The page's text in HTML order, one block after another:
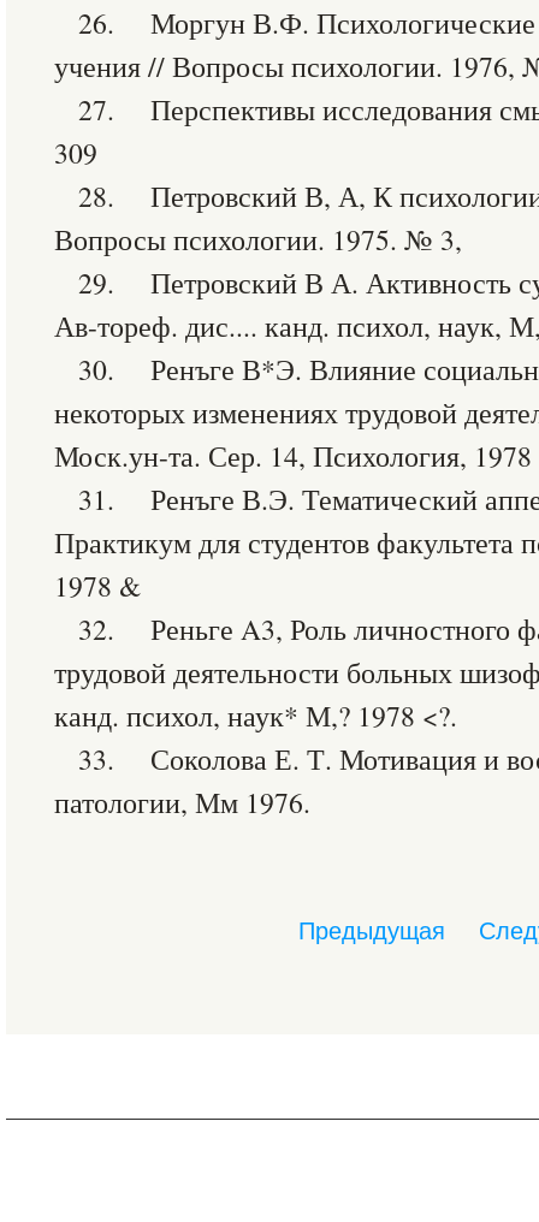
26. Моргун В.Ф. Психологические
учения // Вопросы психологии. 1976,
27. Перспективы исследования
309
28. Петровский В, А, К психологии
Вопросы психологии. 1975. № 3,
29. Петровский В А. Активность
Ав-тореф. дис.... канд. психол, наук,
30. Ренъге В*Э. Влияние
некоторых изменениях трудовой
Моск.ун-та. Сер. 14, Психология,
31. Ренъге В.Э. Тематический
Практикум для студентов факультета
1978 &
32. Реньге A3, Роль личностного
трудовой деятельности больных
канд. психол, наук* М,? 1978 <?.
33. Соколова Е. Т. Мотивация и
патологии, Мм 1976.
Предыдущая